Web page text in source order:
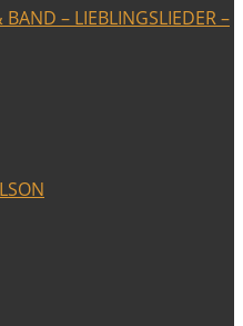
BAND – LIEBLINGSLIEDER –